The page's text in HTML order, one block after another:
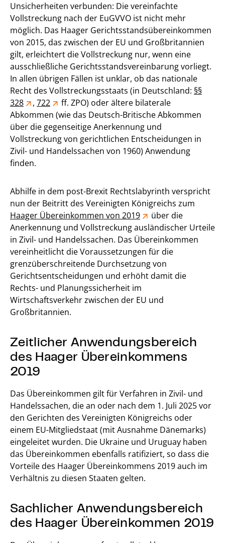
Unsicherheiten verbunden: Die vereinfachte
Vollstreckung nach der EuGVVO ist nicht mehr
möglich. Das Haager Gerichtsstandsübereinkommen
von 2015, das zwischen der EU und Großbritannien
gilt, erleichtert die Vollstreckung nur, wenn eine
ausschließliche Gerichtsstandsvereinbarung vorliegt.
In allen übrigen Fällen ist unklar, ob das nationale
Recht des Vollstreckungsstaats (in Deutschland: §§
328
, 722
ff. ZPO) oder ältere bilaterale
Abkommen (wie das Deutsch-Britische Abkommen
über die gegenseitige Anerkennung und
Vollstreckung von gerichtlichen Entscheidungen in
Zivil- und Handelssachen von 1960) Anwendung
finden.
Abhilfe in dem post-Brexit Rechtslabyrinth verspricht
nun der Beitritt des Vereinigten Königreichs zum
Haager Übereinkommen von 2019
über die
Anerkennung und Vollstreckung ausländischer Urteile
in Zivil- und Handelssachen. Das Übereinkommen
vereinheitlicht die Voraussetzungen für die
grenzüberschreitende Durchsetzung von
Gerichtsentscheidungen und erhöht damit die
Rechts- und Planungssicherheit im
Wirtschaftsverkehr zwischen der EU und
Großbritannien.
Zeitlicher Anwendungsbereich
des Haager Übereinkommens
2019
Das Übereinkommen gilt für Verfahren in Zivil- und
Handelssachen, die an oder nach dem 1. Juli 2025 vor
den Gerichten des Vereinigten Königreichs oder
einem EU-Mitgliedstaat (mit Ausnahme Dänemarks)
eingeleitet wurden. Die Ukraine und Uruguay haben
das Übereinkommen ebenfalls ratifiziert, so dass die
Vorteile des Haager Übereinkommens 2019 auch im
Verhältnis zu diesen Staaten gelten.
Sachlicher Anwendungsbereich
des Haager Übereinkommen 2019